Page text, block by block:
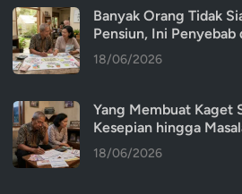
Banyak Orang Tidak
Pensiun, Ini Penyebab
18/06/2026
Yang Membuat Kaget
Kesepian hingga
18/06/2026